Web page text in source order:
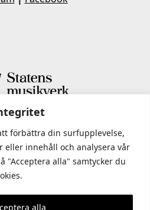
förbättra din surfupplevelse,
eller innehåll och analysera vår
"Acceptera alla" samtycker du
alla
MUSIKVERK INGÅR